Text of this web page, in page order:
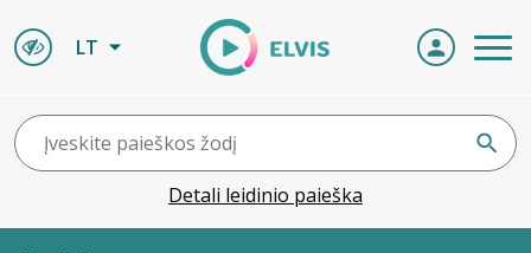
LT
Detali leidinio paieška